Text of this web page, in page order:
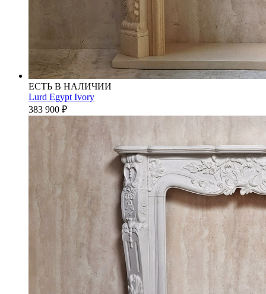
ЕСТЬ В НАЛИЧИИ
Lurd Egypt Ivory
383 900 ₽